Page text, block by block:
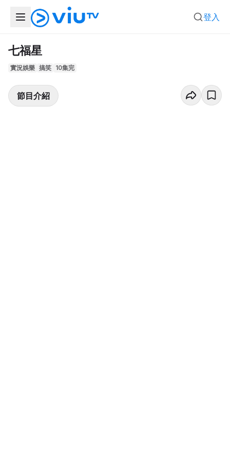
登入
七福星
實況娛樂 搞笑 10集完
節目介紹